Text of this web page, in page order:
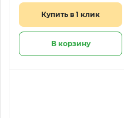
Купить в 1 клик
В корзину